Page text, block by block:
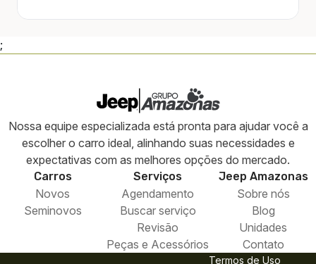
;
Nossa equipe especializada está pronta para ajudar você a
escolher o carro ideal, alinhando suas necessidades e
expectativas com as melhores opções do mercado.
Carros
Novos
Seminovos
Serviços
Agendamento
Buscar serviço
Revisão
Peças e Acessórios
Jeep Amazonas
Sobre nós
Blog
Unidades
Contato
Termos de Uso